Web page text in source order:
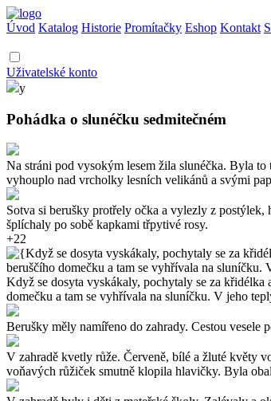
Úvod Katalog Historie Promítačky Eshop Kontakt
Uživatelské konto
y
Pohádka o slunéčku sedmitečném
Na stráni pod vysokým lesem žila slunéčka. Byla
vyhouplo nad vrcholky lesních velikánů a svými
Sotva si berušky protřely očka a vylezly z postýlek,
šplíchaly po sobě kapkami třpytivé rosy.
+22
Když se dosyta vyskákaly, pochytaly se za
domečku a tam se vyhřívala na sluníčku. V jeho
Berušky měly namířeno do zahrady. Cestou vesele
V zahradě kvetly růže. Červeně, bílé a žluté květy
voňavých růžiček smutně klopila hlavičky. Byla